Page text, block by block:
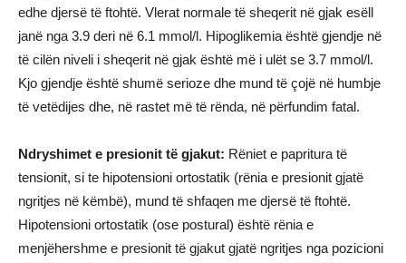
edhe djersë të ftohtë. Vlerat normale të sheqerit në gjak esëll
janë nga 3.9 deri në 6.1 mmol/l. Hipoglikemia është gjendje në
të cilën niveli i sheqerit në gjak është më i ulët se 3.7 mmol/l.
Kjo gjendje është shumë serioze dhe mund të çojë në humbje
të vetëdijes dhe, në rastet më të rënda, në përfundim fatal.
Ndryshimet e presionit të gjakut: Rëniet e papritura të
tensionit, si te hipotensioni ortostatik (rënia e presionit gjatë
ngritjes në këmbë), mund të shfaqen me djersë të ftohtë.
Hipotensioni ortostatik (ose postural) është rënia e
menjëhershme e presionit të gjakut gjatë ngritjes nga pozicioni